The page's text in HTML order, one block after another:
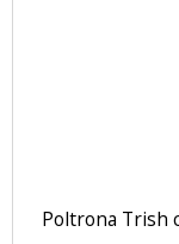
Poltrona Trish